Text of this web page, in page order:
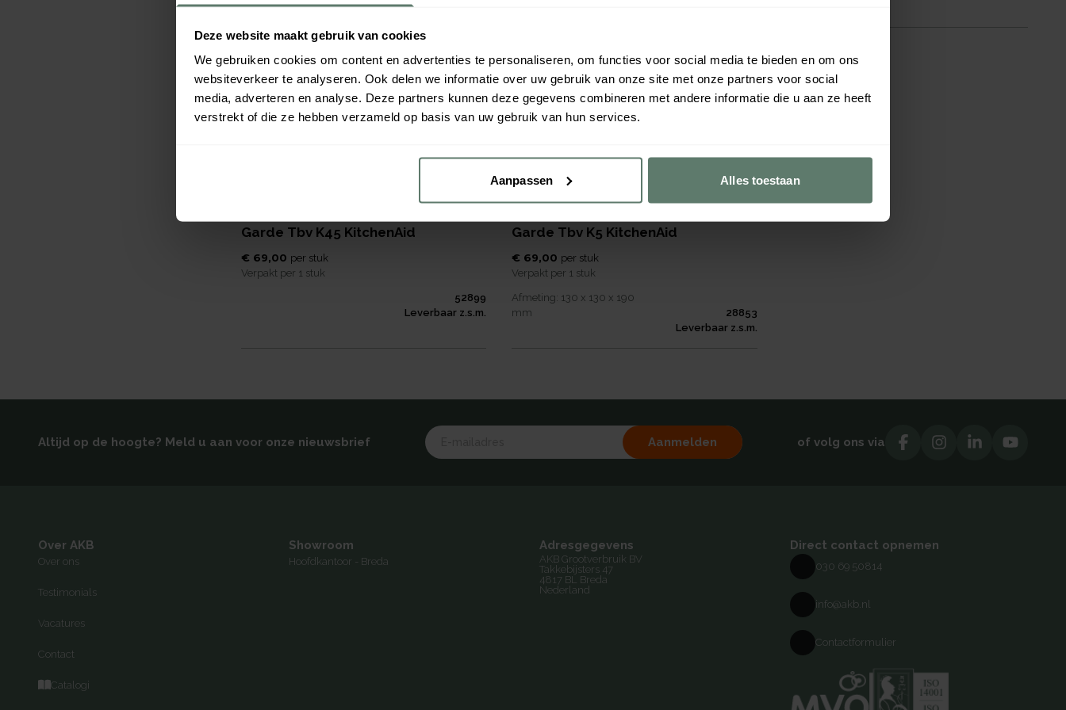
Deze website maakt gebruik van cookies
We gebruiken cookies om content en advertenties te personaliseren, om functies voor social media te bieden en om ons
websiteverkeer te analyseren. Ook delen we informatie over uw gebruik van onze site met onze partners voor social
media, adverteren en analyse. Deze partners kunnen deze gegevens combineren met andere informatie die u aan ze heeft
verstrekt of die ze hebben verzameld op basis van uw gebruik van hun services.
Aanpassen Alles toestaan
Leverbaar z.s.m.
Garde Tbv K45 KitchenAid
€ 69,00 per stuk
Verpakt per 1 stuk
52899
Leverbaar z.s.m.
Garde Tbv K5 KitchenAid
€ 69,00 per stuk
Verpakt per 1 stuk
Afmeting: 130 x 130 x 190
mm
28853
Leverbaar z.s.m.
Altijd op de hoogte? Meld u aan voor onze nieuwsbrief Aanmelden of volg ons via
Over AKB
Over ons
Testimonials
Vacatures
Contact
Catalogi
Showroom
Hoofdkantoor - Breda
Adresgegevens
AKB Grootverbruik BV
Takkebijsters 47
4817 BL Breda
Nederland
Direct contact opnemen
030 69 50814
info@akb.nl
Contactformulier